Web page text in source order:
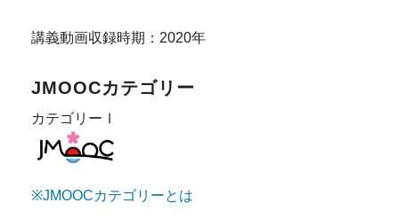
講義動画収録時期：2020年
JMOOCカテゴリー
カテゴリーⅠ
※JMOOCカテゴリーとは